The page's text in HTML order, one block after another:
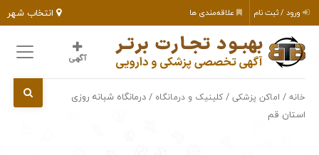
انتخاب شهر ورود / ثبت نام علاقه‌مندی ها
آگهی
خانه / اماکن پزشکی /کلینیک و درمانگاه / درمانگاه شبانه روزی
استان قم